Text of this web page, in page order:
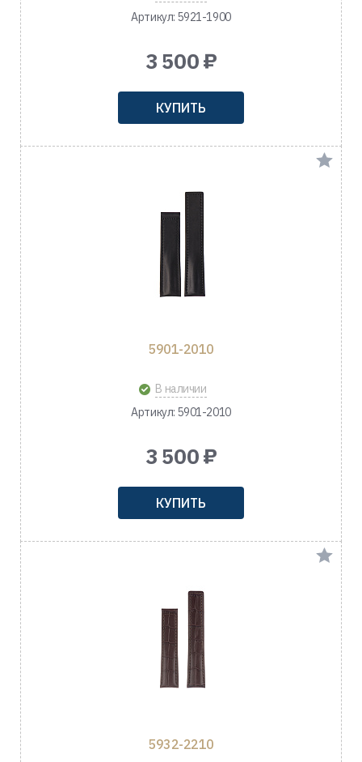
Артикул: 5921-1900
3 500 ₽
КУПИТЬ
5901-2010
В наличии
Артикул: 5901-2010
3 500 ₽
КУПИТЬ
5932-2210